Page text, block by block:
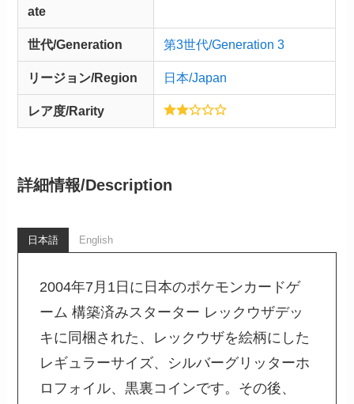
ate
世代/Generation 第3世代/Generation 3
リージョン/Region 日本/Japan
レア度/Rarity
詳細情報/Description
日本語 English
2004年7月1日に日本のポケモンカードゲ
ーム 構築済みスターター レックウザデッ
キに同梱された、レックウザを絵柄にした
レギュラーサイズ、シルバーグリッターホ
ロフォイル、黒裏コインです。その後、